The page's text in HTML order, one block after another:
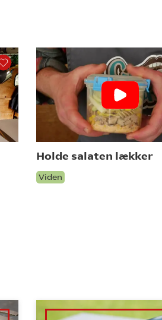
Holde salaten lækker
Viden